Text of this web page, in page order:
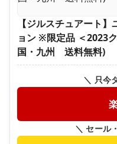
【ジルスチュアート
ョン ※限定品 ＜2023
国・九州 送料無料)
＼ 只今
＼ セール